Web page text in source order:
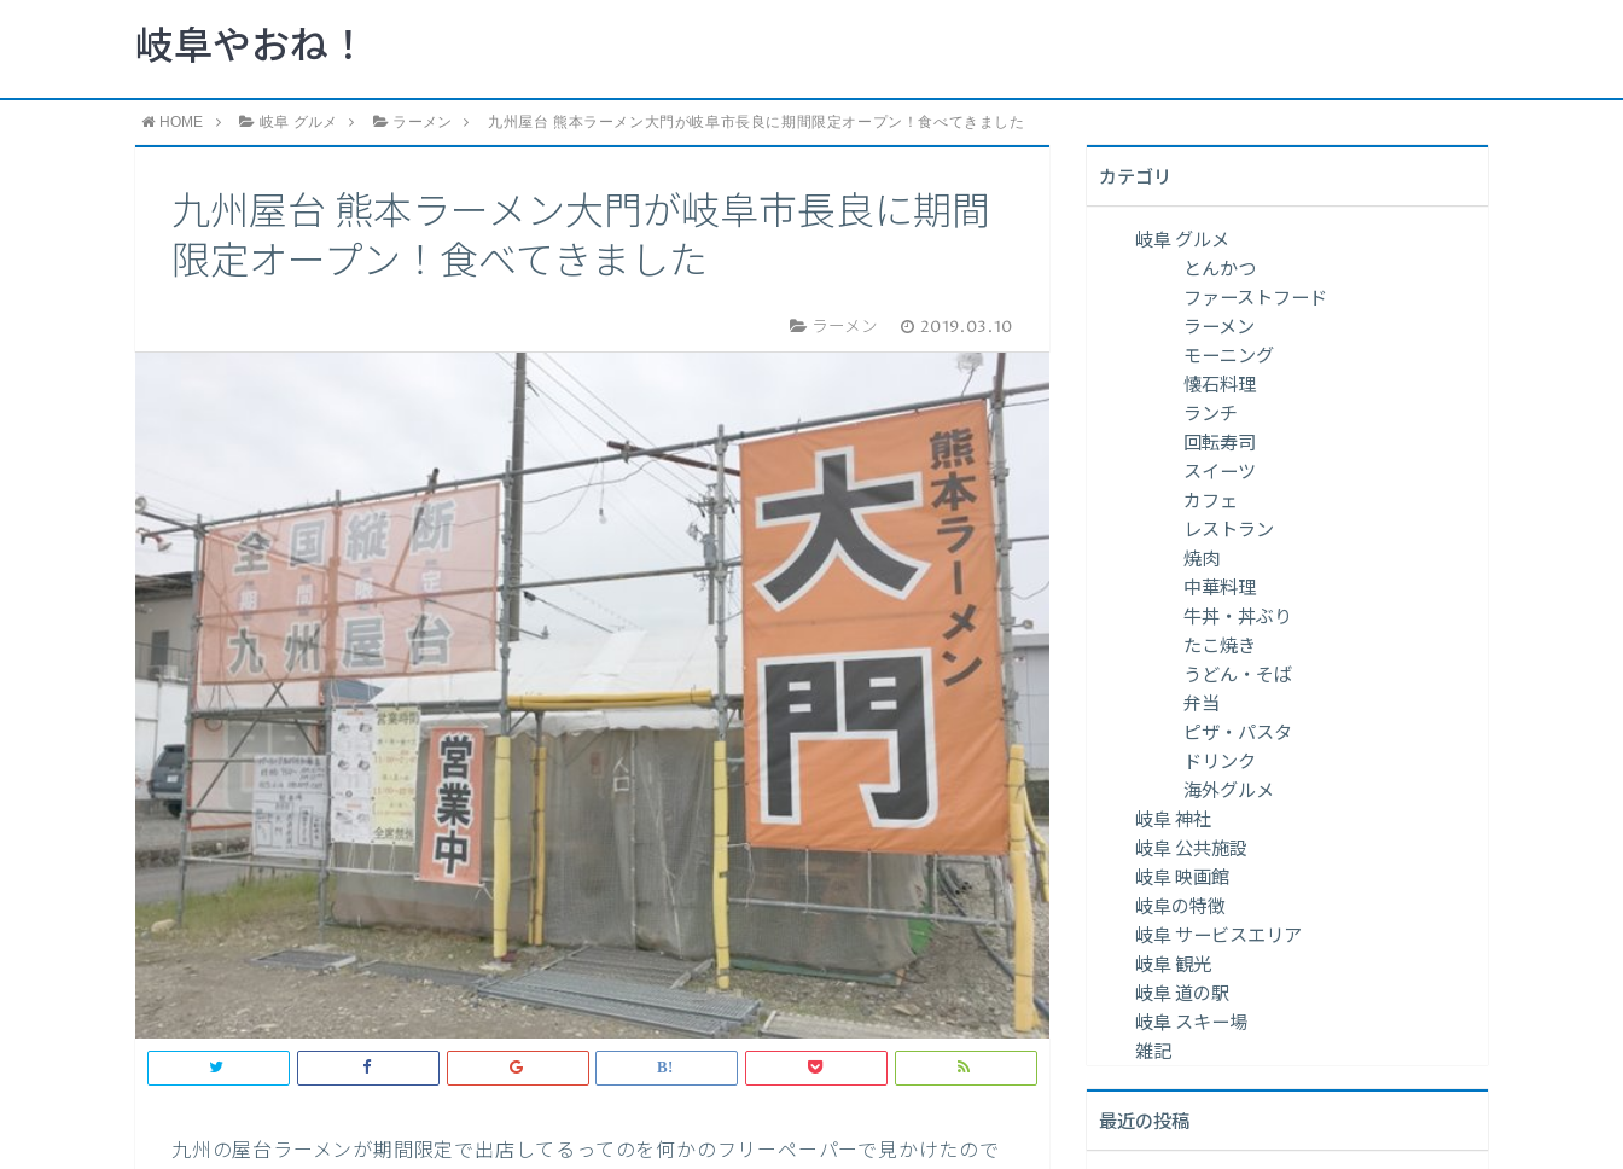
岐阜やおね！
HOME 岐阜 グルメ ラーメン 九州屋台 熊本ラーメン大門が岐阜市長良に期間限定オープン！食べてきました
九州屋台 熊本ラーメン大門が岐阜市長良に期間
限定オープン！食べてきました
ラーメン 2019.03.10
九州の屋台ラーメンが期間限定で出店してるってのを何かのフリーペーパーで見かけたので
カテゴリ
岐阜 グルメ
とんかつ
ファーストフード
ラーメン
モーニング
懐石料理
ランチ
回転寿司
スイーツ
カフェ
レストラン
焼肉
中華料理
牛丼・丼ぶり
たこ焼き
うどん・そば
弁当
ピザ・パスタ
ドリンク
海外グルメ
岐阜 神社
岐阜 公共施設
岐阜 映画館
岐阜の特徴
岐阜 サービスエリア
岐阜 観光
岐阜 道の駅
岐阜 スキー場
雑記
最近の投稿